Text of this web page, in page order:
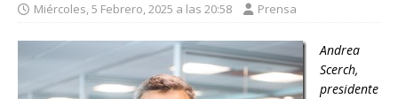
Miércoles, 5 Febrero, 2025 a las 20:58 Prensa
Andrea
Scerch,
presidente